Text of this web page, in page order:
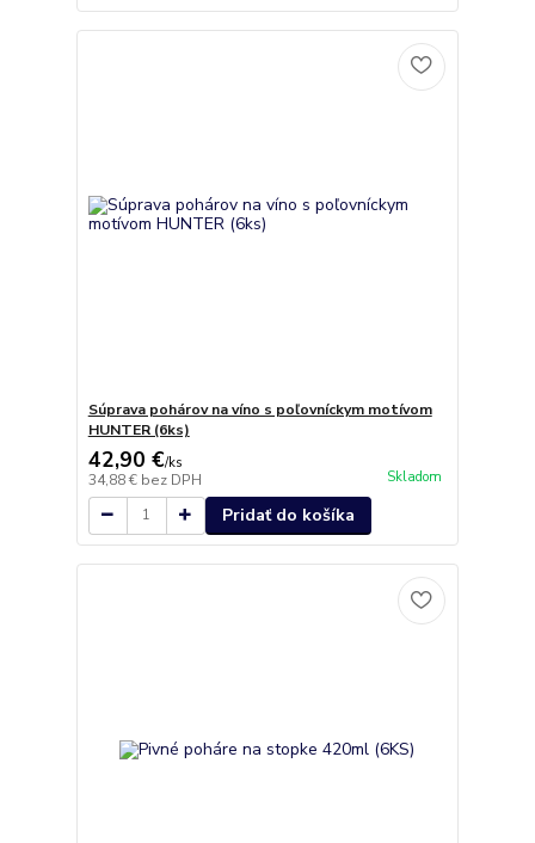
Súprava pohárov na víno s poľovníckym motívom
HUNTER (6ks)
42,90 €/ks
34,88 € bez DPH Skladom
Pridať do košíka